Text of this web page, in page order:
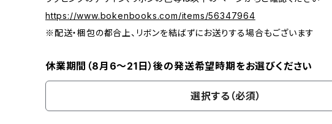
https://www.bokenbooks.com/items/56347964
※配送・梱包の都合上、リボンを結ばずにお送りする場合もございます
休業期間（8月6〜21日）後の発送希望時期をお選びください
選択する（必須）